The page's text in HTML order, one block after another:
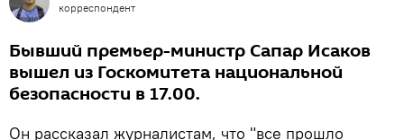
корреспондент
Бывший премьер-министр Сапар Исаков
вышел из Госкомитета национальной
безопасности в 17.00.
Он рассказал журналистам, что "все прошло